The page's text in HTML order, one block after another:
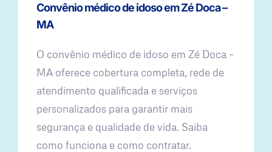
Convênio médico de idoso em Zé Doca –
MA
O convênio médico de idoso em Zé Doca –
MA oferece cobertura completa, rede de
atendimento qualificada e serviços
personalizados para garantir mais
segurança e qualidade de vida. Saiba
como funciona e como contratar.